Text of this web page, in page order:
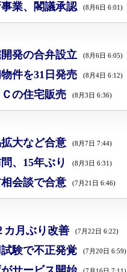
業、閣議承認 (8月6日 6:01)
発の合弁設立 (8月6日 6:05)
件を31日発売 (8月4日 6:12)
の住宅販売 (8月3日 6:36)
大など合意 (8月7日 7:44)
、15年ぶり (8月3日 6:31)
会談で合意 (7月21日 6:46)
カ月ぶり改善 (7月22日 6:22)
験で不正発覚 (7月20日 6:59)